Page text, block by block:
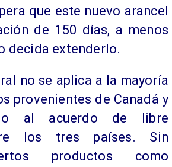
que este nuevo arancel
de 150 días, a menos
decida extenderlo.
no se aplica a la mayoría
provenientes de Canadá y
al acuerdo de libre
los tres países. Sin
productos como